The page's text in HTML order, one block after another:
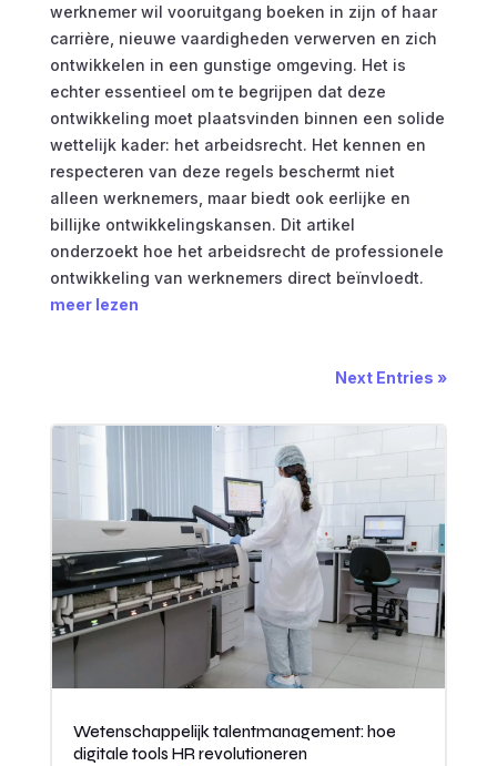
werknemer wil vooruitgang boeken in zijn of haar
carrière, nieuwe vaardigheden verwerven en zich
ontwikkelen in een gunstige omgeving. Het is
echter essentieel om te begrijpen dat deze
ontwikkeling moet plaatsvinden binnen een solide
wettelijk kader: het arbeidsrecht. Het kennen en
respecteren van deze regels beschermt niet
alleen werknemers, maar biedt ook eerlijke en
billijke ontwikkelingskansen. Dit artikel
onderzoekt hoe het arbeidsrecht de professionele
ontwikkeling van werknemers direct beïnvloedt.
meer lezen
Next Entries »
Wetenschappelijk talentmanagement: hoe
digitale tools HR revolutioneren